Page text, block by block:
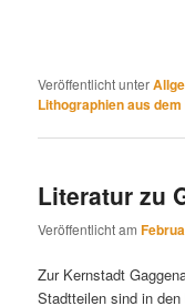
Veröffentlicht unter
Lithographien aus
Literatur zu
Veröffentlicht am
Zur Kernstadt
Stadtteilen sind in